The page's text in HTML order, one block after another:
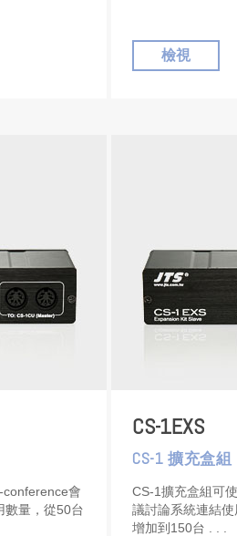
檢視
conference會
數量，從50台
CS-1EXS
CS-1 擴充盒組
CS-1擴充盒組可
議討論系統連結
增加到150台